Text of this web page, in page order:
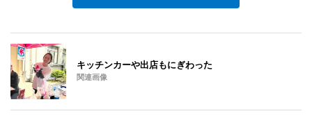
キッチンカーや出店もにぎわった
関連画像